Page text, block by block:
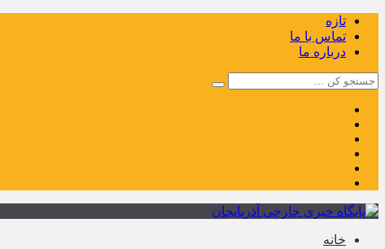
تازه
تماس با ما
درباره ما
خانه